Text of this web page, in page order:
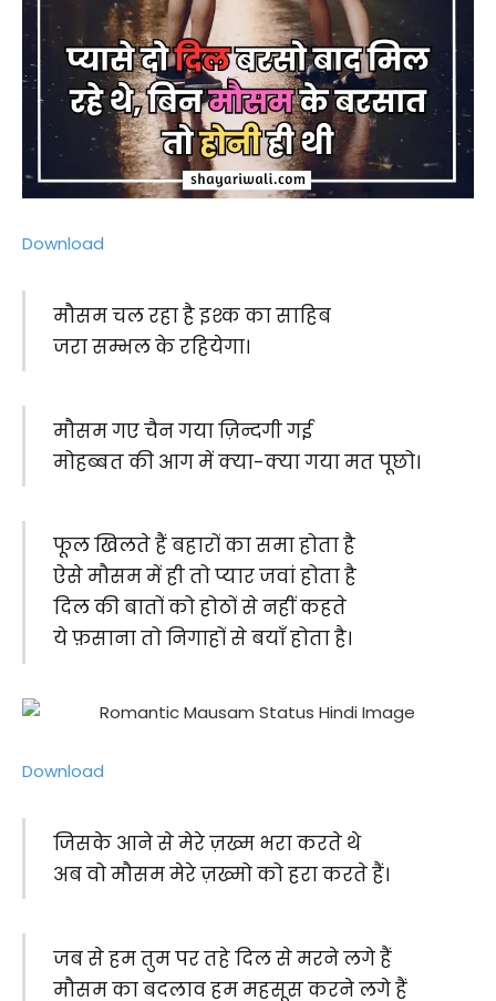
Download
मौसम चल रहा है इश्क का साहिब
जरा सम्भल के रहियेगा।
मौसम गए चैन गया ज़िन्दगी गई
मोहब्बत की आग में क्या-क्या गया मत पूछो।
फूल खिलते हैं बहारों का समा होता है
ऐसे मौसम में ही तो प्यार जवां होता है
दिल की बातों को होठों से नहीं कहते
ये फ़साना तो निगाहों से बयाँ होता है।
Download
जिसके आने से मेरे ज़ख्म भरा करते थे
अब वो मौसम मेरे ज़ख्मो को हरा करते हैं।
जब से हम तुम पर तहे दिल से मरने लगे हैं
मौसम का बदलाव हम महसूस करने लगे हैं